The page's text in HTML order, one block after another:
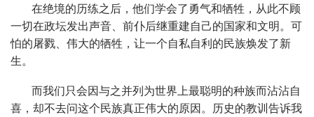
在绝境的历练之后，他们学会了勇气和牺牲，从此不顾
一切在政坛发出声音、前仆后继重建自己的国家和文明。可
怕的屠戮、伟大的牺牲，让一个自私自利的民族焕发了新
生。
而我们只会因与之并列为世界上最聪明的种族而沾沾自
喜，却不去问这个民族真正伟大的原因。历史的教训告诉我